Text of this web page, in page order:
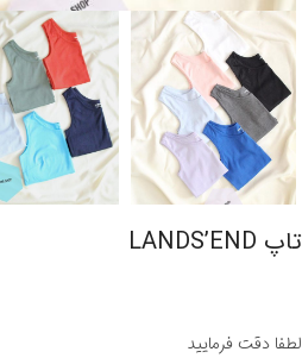
تاپ LANDS’END
لطفا دقت فرمایید